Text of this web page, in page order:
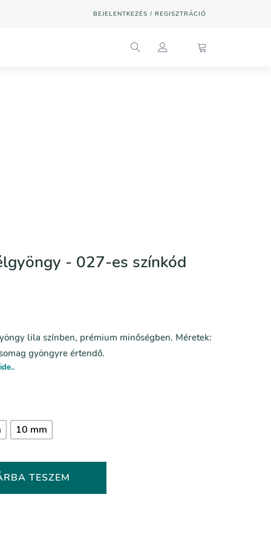
BEJELENTKEZÉS / REGISZTRÁCIÓ
- 027-es színkód
lila színben, prémium minőségben. Méretek:
gyöngyre értendő.
10 mm
TESZEM